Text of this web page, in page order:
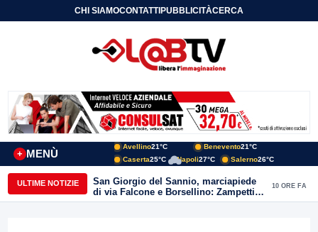
CHI SIAMOCONTATTIPUBBLICITÀCERCA
MENÙ
+
Avellino21°C Benevento21°C
Caserta25°C Napoli27°C Salerno26°C
ULTIME NOTIZIE
San Giorgio del Sannio, marciapiede
di via Falcone e Borsellino: Zampetti e
Lombardi replicano alle polemiche
10 ORE FA